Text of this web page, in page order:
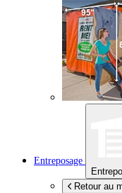
Entreposage
Retour au